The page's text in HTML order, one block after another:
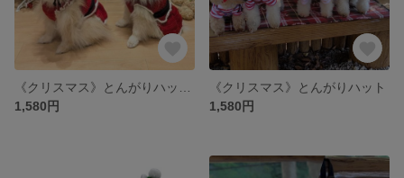
1,580円
《クリスマス》とんがりハット
1,580円